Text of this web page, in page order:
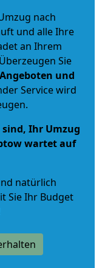
nach
und alle Ihre
an Ihrem
Sie
und
Service wird
sind, Ihr Umzug
wartet auf
natürlich
Sie Ihr Budget